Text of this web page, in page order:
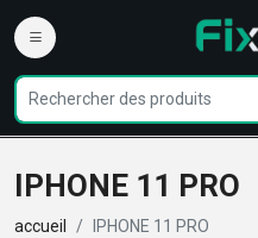
IPHONE 11 PRO
accueil IPHONE 11 PRO